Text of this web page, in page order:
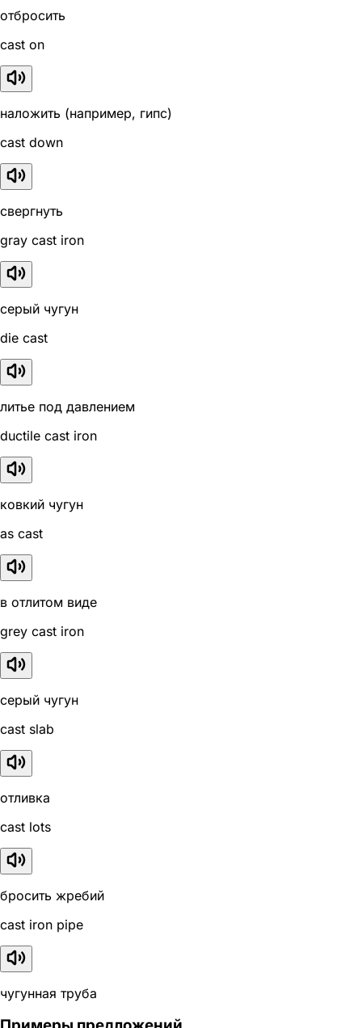
отбросить
cast on
наложить (например, гипс)
cast down
свергнуть
gray cast iron
серый чугун
die cast
литье под давлением
ductile cast iron
ковкий чугун
as cast
в отлитом виде
grey cast iron
серый чугун
cast slab
отливка
cast lots
бросить жребий
cast iron pipe
чугунная труба